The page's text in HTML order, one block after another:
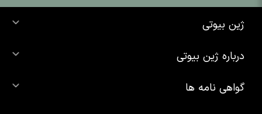
ژین بیوتی
خرید شوینده صورت
خرید رژ لب
درباره ژین بیوتی
تماس با ما
گواهی نامه ها